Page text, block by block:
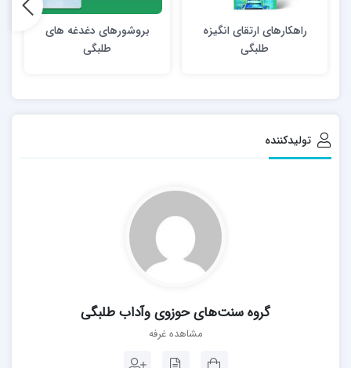
راهکارهای ارتقای انگیزه
طلبگی
بروشورهای دغدغه های
طلبگی
تولیدکننده
گروه سنت‌های حوزوی وآداب طلبگی
مشاهده غرفه